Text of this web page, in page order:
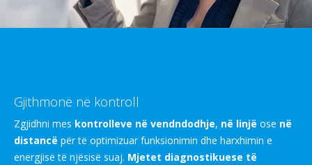
Gjithmonë në kontroll
Zgjidhni mes kontrolleve në vendndodhje, në linjë ose në
distancë për të optimizuar funksionimin dhe harxhimin e
energjisë të njësisë suaj. Mjetet diagnostikuese të